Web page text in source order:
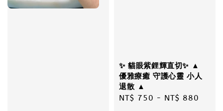
✨ 貓眼紫鋰輝直切✨ ▲
優雅療癒 守護心靈 小人
退散 ▲
Regular
NT$ 750 - NT$ 880